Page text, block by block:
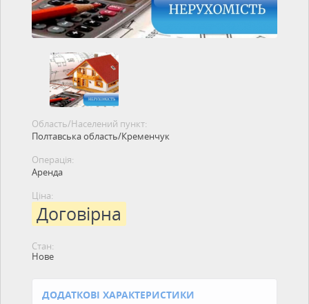
Область/Населений пункт:
Полтавська область/Кременчук
Операція:
Аренда
Ціна:
Договірна
Стан:
Нове
ДОДАТКОВІ ХАРАКТЕРИСТИКИ